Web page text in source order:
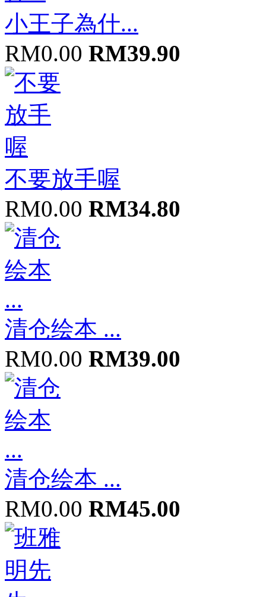
小王子為什...
RM0.00 RM39.90
不要放手喔
RM0.00 RM34.80
清仓绘本 ...
RM0.00 RM39.00
清仓绘本 ...
RM0.00 RM45.00